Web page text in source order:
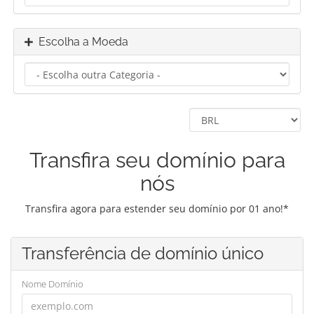
Escolha a Moeda
Transfira seu domínio para
nós
Transfira agora para estender seu domínio por 01 ano!*
Transferência de domínio único
Nome Domínio